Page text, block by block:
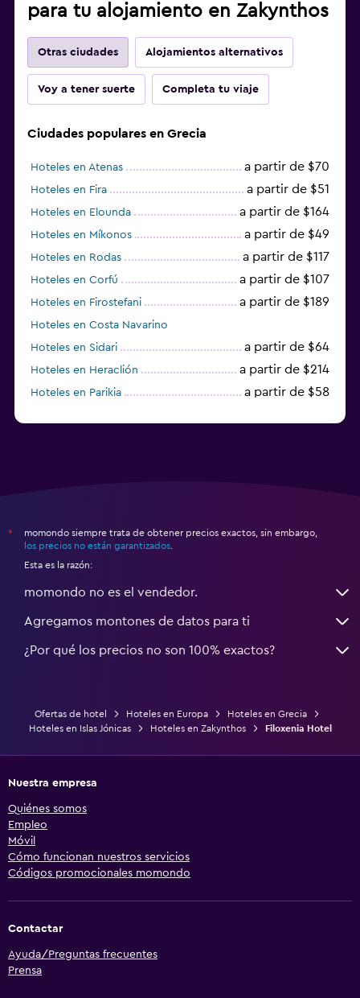
para tu alojamiento en Zakynthos
Otras ciudades Alojamientos alternativos
Voy a tener suerte Completa tu viaje
Ciudades populares en Grecia
Hoteles en Atenas a partir de $70
Hoteles en Fira a partir de $51
Hoteles en Elounda a partir de $164
Hoteles en Míkonos a partir de $49
Hoteles en Rodas a partir de $117
Hoteles en Corfú a partir de $107
Hoteles en Firostefani a partir de $189
Hoteles en Costa Navarino
Hoteles en Sidari
a partir de $64
Hoteles en Heraclión a partir de $214
Hoteles en Parikia a partir de $58
*
momondo siempre trata de obtener precios exactos, sin embargo,
los precios no están garantizados
Esta es la razón:
momondo no es el vendedor.
Agregamos montones de datos para ti
¿Por qué los precios no son 100% exactos?
Ofertas de hotel Hoteles en Europa
Hoteles en Grecia
Hoteles en Islas Jónicas
Hoteles en Zakynthos Filoxenia Hotel
Nuestra empresa
Quiénes somos
Empleo
Móvil
Cómo funcionan nuestros servicios
Códigos promocionales momondo
Contactar
Ayuda/Preguntas frecuentes
Prensa